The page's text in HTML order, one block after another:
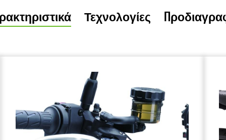
Τεχνολογίες